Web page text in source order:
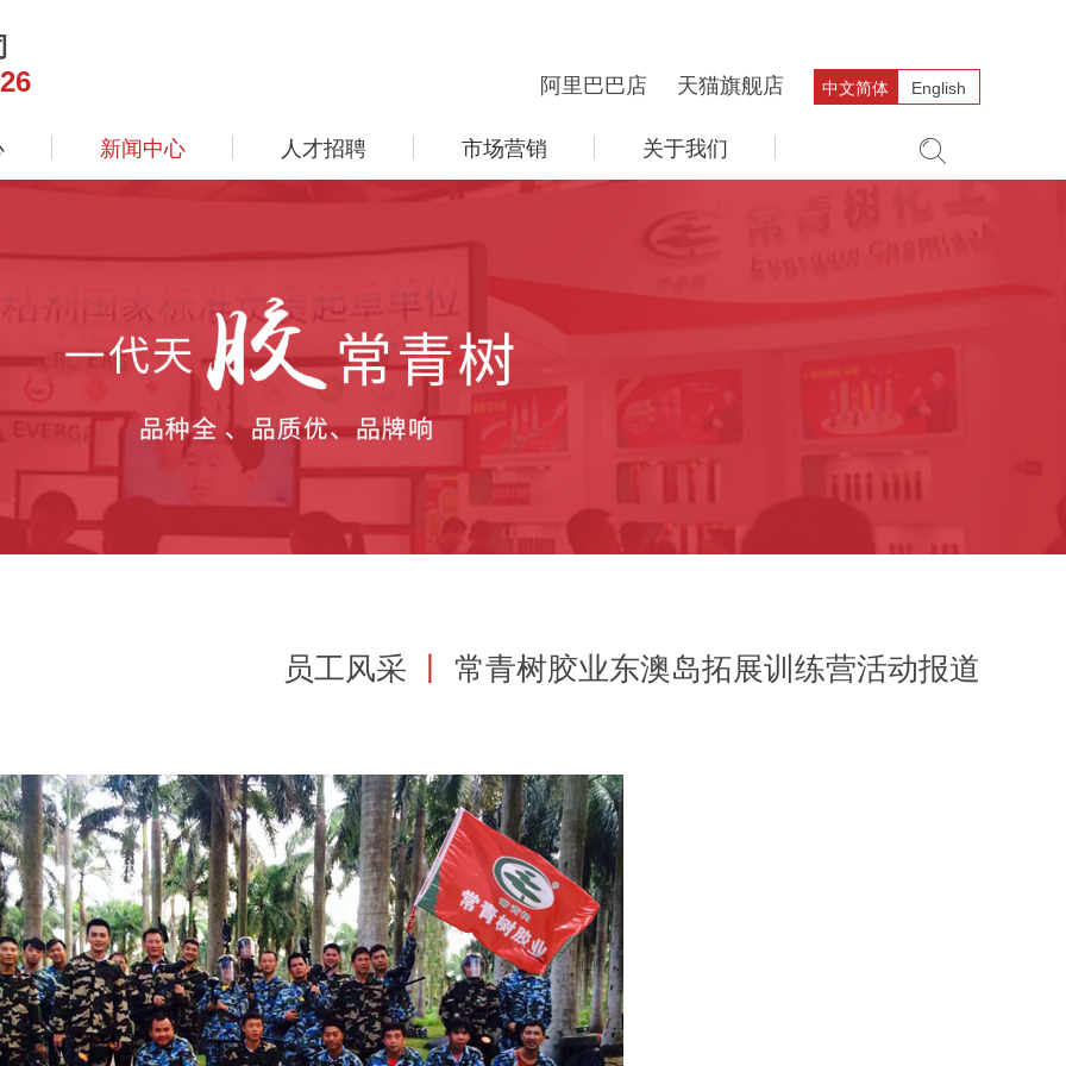
阿里巴巴店 天猫旗舰店 中文简体 English
新闻中心 人才招聘 市场营销 关于我们
员工风采 常青树胶业东澳岛拓展训练营活动报道